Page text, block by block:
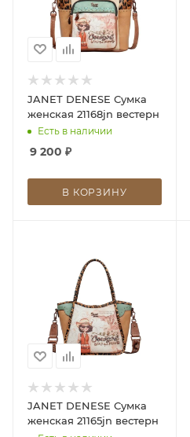
JANET DENESE Сумка
женская 21168jn вестерн
Есть в наличии
9 200 ₽
В КОРЗИНУ
JANET DENESE Сумка
женская 21165jn вестерн